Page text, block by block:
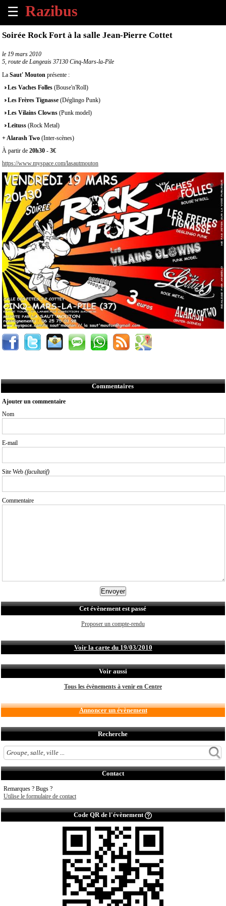
☰
×
Tous
évènements
à
venir
un
évènement
Contact
À
propos
Soirée Rock Fort à la salle Jean-Pierre Cottet
le 19 mars 2010
5, route de Langeais 37130 Cinq-Mars-la-Pile
La Saut' Mouton présente :
Les Vaches Folles (Bouse'n'Roll)
Les Frères Tignasse (Déglingo Punk)
Les Vilains Clowns (Punk model)
Leïtuss (Rock Metal)
+ Alarash Two (Inter-scènes)
À partir de 20h30 - 3€
https://www.myspace.com/lasautmouton
Commentaires
Ajouter un commentaire
Nom
E-mail
Site Web (facultatif)
Commentaire
Cet évènement est passé
Proposer un compte-rendu
Voir la carte du 19/03/2010
Voir aussi
Tous les évènements à venir en Centre
Annoncer un évènement
Recherche
Contact
Remarques ? Bugs ?
Utilise le formulaire de contact
Code QR de l'évènement